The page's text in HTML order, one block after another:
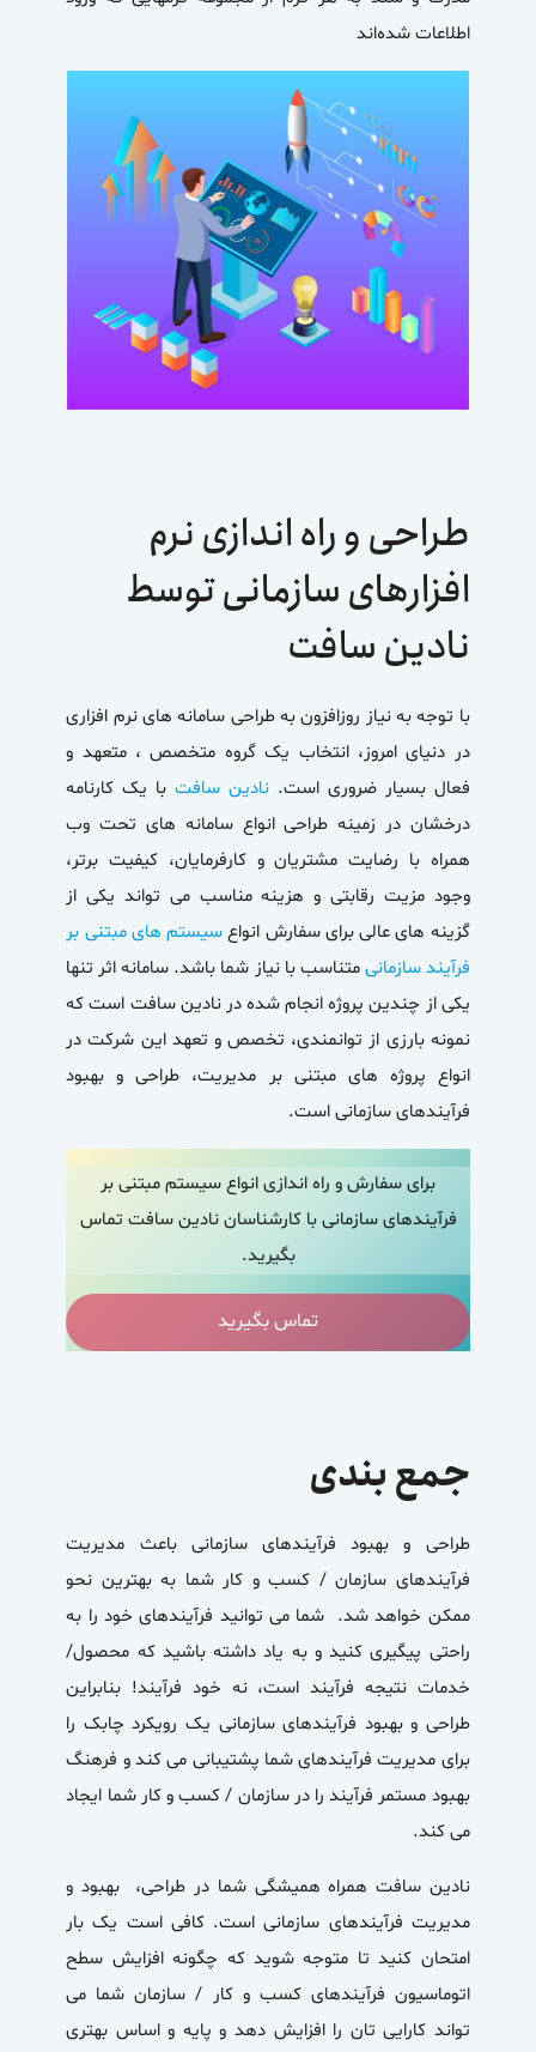
اطلاعات شده‌اند
طراحی و راه اندازی نرم
افزارهای سازمانی توسط
نادین سافت
با توجه به نیاز روزافزون به طراحی سامانه های نرم افزاری
در دنیای امروز، انتخاب یک گروه متخصص ، متعهد و
فعال بسیار ضروری است. نادین سافتبا یک کارنامه
درخشان در زمینه طراحی انواع سامانه های تحت وب
همراه با رضایت مشتریان و کارفرمایان، کیفیت برتر،
وجود مزیت رقابتی و هزینه مناسب می تواند یکی از
گزینه های عالی برای سفارش انواعسیستم های مبتنی بر
فرآیند سازمانیمتناسب با نیاز شما باشد. سامانه اثر تنها
یکی از چندین پروژه انجام شده در نادین سافت است که
نمونه بارزی از توانمندی، تخصص و تعهد این شرکت در
انواع پروژه های مبتنی بر مدیریت، طراحی و بهبود
فرآیندهای سازمانی است.
برای سفارش و راه اندازی انواع سیستم مبتنی بر
فرآیندهای سازمانی با کارشناسان نادین سافت تماس
بگیرید.
تماس بگیرید
جمع بندی
طراحی و بهبود فرآیندهای سازمانی باعث مدیریت
فرآیندهای سازمان / کسب و کار شما به بهترین نحو
ممکن خواهد شد. شما می توانید فرآیندهای خود را به
راحتی پیگیری کنید و به یاد داشته باشید که محصول/
خدمات نتیجه فرآیند است، نه خود فرآیند! بنابراین
طراحی و بهبود فرآیندهای سازمانی یک رویکرد چابک را
برای مدیریت فرآیندهای شما پشتیبانی می کند و فرهنگ
بهبود مستمر فرآیند را در سازمان / کسب و کار شما ایجاد
می کند.
نادین سافت همراه همیشگی شما در طراحی، بهبود و
مدیریت فرآیندهای سازمانی است. کافی است یک بار
امتحان کنید تا متوجه شوید که چگونه افزایش سطح
اتوماسیون فرآیندهای کسب و کار / سازمان شما می
تواند کارایی تان را افزایش دهد و پایه و اساس بهتری